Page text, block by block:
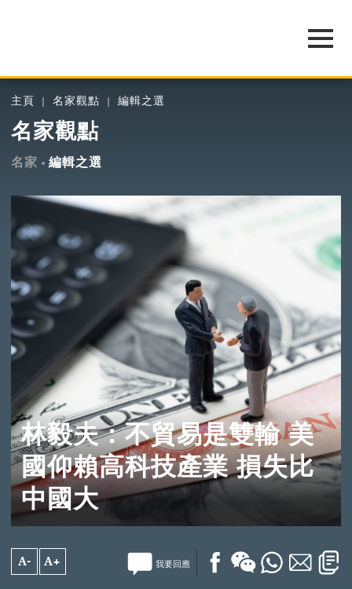
主頁 名家觀點 編輯之選
名家觀點
名家 編輯之選
林毅夫：不貿易是雙輸 美
國仰賴高科技產業 損失比
中國大
A- A+ 我要回應